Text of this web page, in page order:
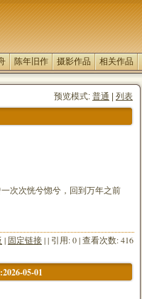
陈年旧作 摄影作品 相关作品
预览模式: 普通 列表
次次恍兮惚兮，回到万年之前
| 固定链接| | 引用: 0 | 查看次数: 416
05-01